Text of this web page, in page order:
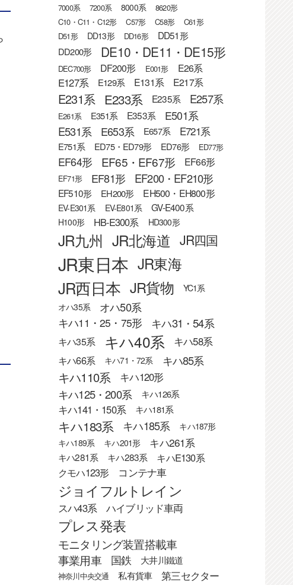
7000系 7200系 8000系
8620形
C10・C11・C12形
C57形 C58形
C61形
D51形
DD13形 DD16形 DD51形
DD200形 DE10・DE11・DE15形
DEC700形 DF200形 E001形 E26系
E127系 E129系 E131系 E217系
E231系 E233系 E235系 E257系
E261系 E351系 E353系 E501系
E531系 E653系 E657系 E721系
E751系 ED75・ED79形 ED76形 ED77形
EF64形 EF65・EF67形 EF66形
EF71形 EF81形 EF200・EF210形
EF510形 EH200形 EH500・EH800形
EV-E301系 EV-E801系 GV-E400系
H100形 HB-E300系 HD300形
JR九州 JR北海道 JR四国
JR東日本 JR東海
JR西日本 JR貨物
YC1系
オハ35系
オハ50系
キハ11・25・75形 キハ31・54系
キハ35系 キハ40系
キハ58系
キハ66系
キハ71・72系 キハ85系
キハ110系 キハ120形
キハ125・200系 キハ126系
キハ141・150系 キハ181系
キハ183系 キハ185系
キハ187形
キハ189系
キハ201形 キハ261系
キハ281系 キハ283系
キハE130系
クモハ123形
コンテナ車
ジョイフルトレイン
スハ43系 ハイブリッド車両
プレス発表
モニタリング装置搭載車
事業用車 国鉄 大井川鐵道
神奈川中央交通 私有貨車
第三セクター